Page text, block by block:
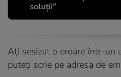
soluții”
Ați sesizat o eroare într-un
puteți scrie pe adresa de